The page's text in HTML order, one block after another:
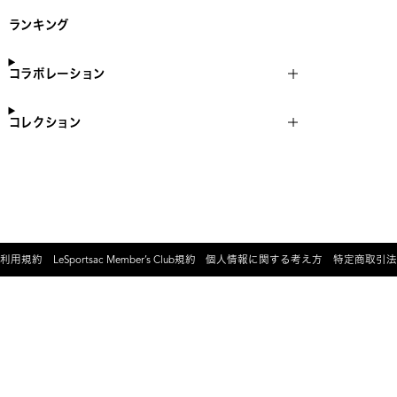
ランキング
コラボレーション
コレクション
利用規約 LeSportsac Member’s Club規約 個人情報に関する考え方 特定商取引